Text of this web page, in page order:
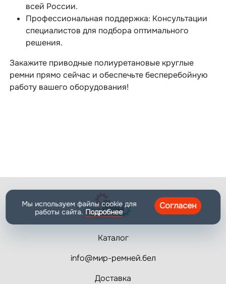
всей России.
Профессиональная поддержка: Консультации
специалистов для подбора оптимального
решения.
Закажите приводные полиуретановые круглые
ремни прямо сейчас и обеспечьте бесперебойную
работу вашего оборудования!
Каталог
info@мир-ремней.бел
Доставка
Мы используем файлы cookie для
работы сайта. Подробнее
Согласен